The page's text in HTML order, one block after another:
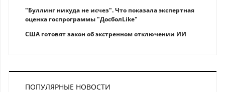
"Буллинг никуда не исчез". Что показала экспертная
оценка госпрограммы "ДосболLike"
США готовят закон об экстренном отключении ИИ
ПОПУЛЯРНЫЕ НОВОСТИ